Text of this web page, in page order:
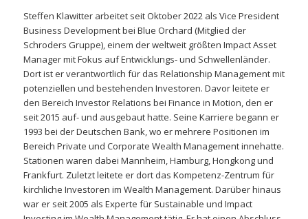
Steffen Klawitter arbeitet seit Oktober 2022 als Vice President
Business Development bei Blue Orchard (Mitglied der
Schroders Gruppe), einem der weltweit größten Impact Asset
Manager mit Fokus auf Entwicklungs- und Schwellenländer.
Dort ist er verantwortlich für das Relationship Management mit
potenziellen und bestehenden Investoren. Davor leitete er
den Bereich Investor Relations bei Finance in Motion, den er
seit 2015 auf- und ausgebaut hatte. Seine Karriere begann er
1993 bei der Deutschen Bank, wo er mehrere Positionen im
Bereich Private und Corporate Wealth Management innehatte.
Stationen waren dabei Mannheim, Hamburg, Hongkong und
Frankfurt. Zuletzt leitete er dort das Kompetenz-Zentrum für
kirchliche Investoren im Wealth Management. Darüber hinaus
war er seit 2005 als Experte für Sustainable und Impact